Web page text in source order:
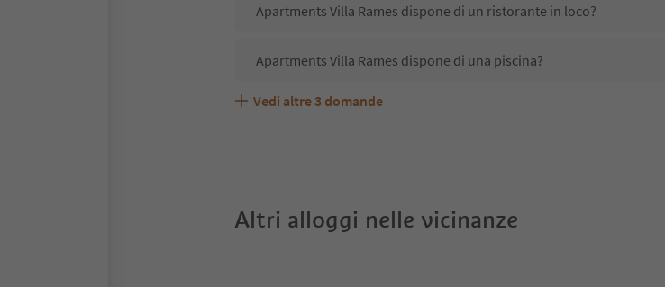
Apartments Villa Rames dispone di un ristorante in loco?
Apartments Villa Rames dispone di una piscina?
Apartments Villa Rames accetta animali domestici?
Quali servizi/attività sono disponibili presso Apartments Villa Rames?
Gli ospiti di Apartments Villa Rames ricevono l'Alto Adige Guest Pass?
Vedi altre 3 domande
Altri alloggi nelle vicinanze